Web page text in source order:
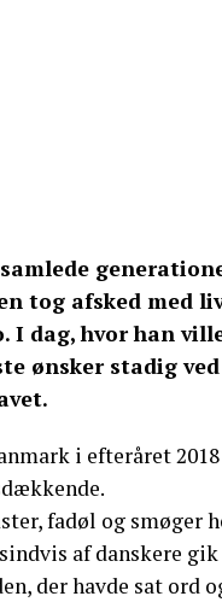
tog afsked med
I dag, hvor han
ønsker stadig
i efteråret
fadøl og smøger
af danskere
der havde sat ord